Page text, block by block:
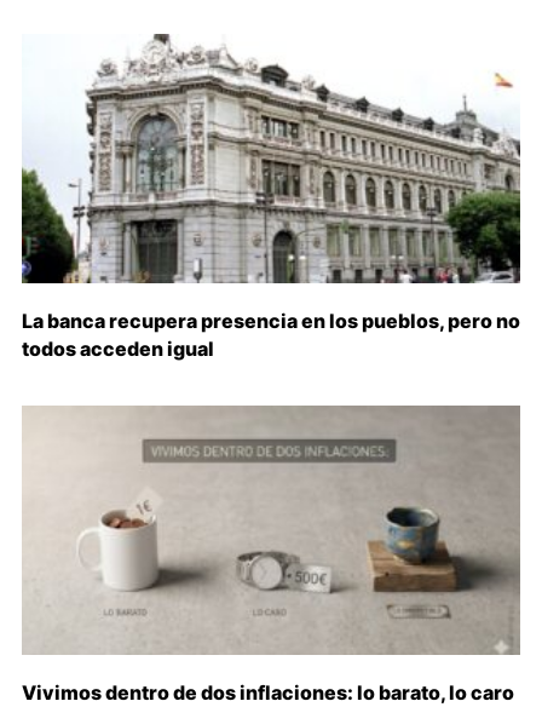
La banca recupera presencia en los pueblos, pero no
todos acceden igual
Vivimos dentro de dos inflaciones: lo barato, lo caro